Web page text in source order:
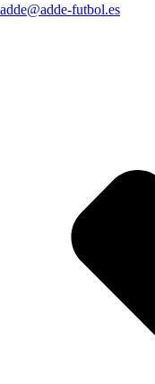
adde@adde-futbol.es